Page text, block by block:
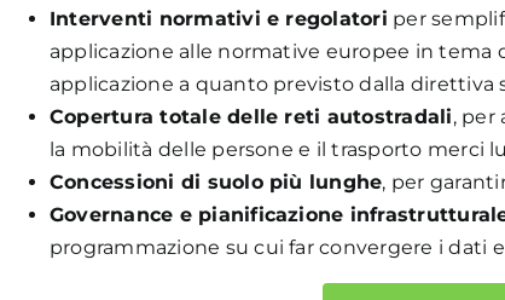
Interventi normativi e regolatori per
applicazione alle normative europee in
applicazione a quanto previsto dalla direttiva
Copertura totale delle reti autostradali, per
la mobilità delle persone e il trasporto merci
Concessioni di suolo più lunghe, per
Governance e pianificazione
programmazione su cui far convergere i dati